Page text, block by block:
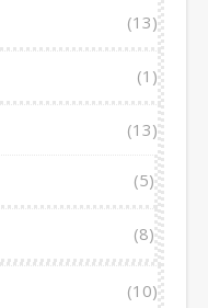
(13)
(1)
(13)
(5)
(8)
(10)